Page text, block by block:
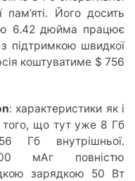
пам’яті. Його досить
6.42 дюйма працює
підтримкою швидкої
коштуватиме $ 756
: характеристики як і
того, що тут уже 8 Гб
Гб внутрішньої.
мАг повністю
зарядкою 50 Вт